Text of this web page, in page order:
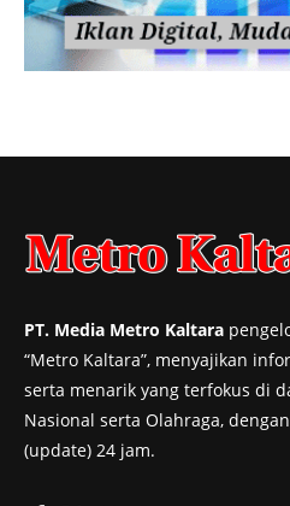
PT. Media Metro Kaltara
“Metro Kaltara”, menyajikan
serta menarik yang terfokus di
Nasional serta Olahraga,
(update) 24 jam.